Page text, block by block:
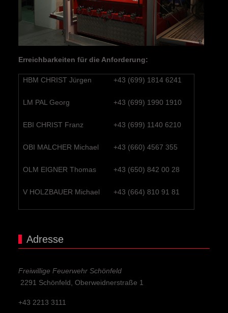
Erreichbarkeiten für die Anforderung:
HBM CHRIST Jürgen +43 (699) 1814 6241
LM PAL Georg +43 (699) 1990 1910
EBI CHRIST Franz +43 (699) 1140 6210
OBI MALCHER Michael +43 (660) 4567 355
OLM EIGNER Thomas +43 (650) 842 00 28
V HOLZBAUER Michael +43 (664) 810 91 81
Adresse
Freiwillige Feuerwehr Schönfeld
2291 Schönfeld, Oberweidnerstraße 1
+43 2213 3111